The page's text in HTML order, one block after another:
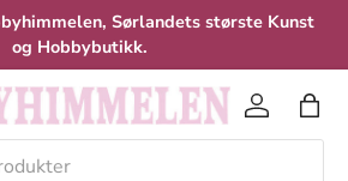
Sørlandets største Kunst
og Hobbybutikk.
Logg inn